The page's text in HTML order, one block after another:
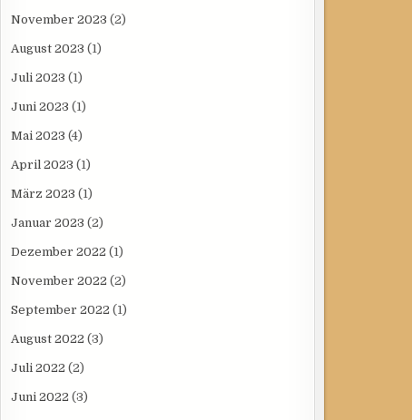
November 2023 (2)
August 2023 (1)
Juli 2023 (1)
Juni 2023 (1)
Mai 2023 (4)
April 2023 (1)
März 2023 (1)
Januar 2023 (2)
Dezember 2022 (1)
November 2022 (2)
September 2022 (1)
August 2022 (3)
Juli 2022 (2)
Juni 2022 (3)